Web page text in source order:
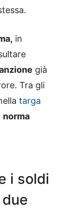
in
già
Tra gli
targa
norma
i soldi